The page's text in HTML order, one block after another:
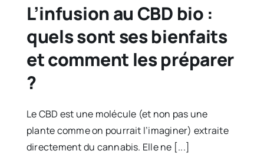
L’infusion au CBD bio :
quels sont ses bienfaits
et comment les préparer
?
Le CBD est une molécule (et non pas une
plante comme on pourrait l’imaginer) extraite
directement du cannabis. Elle ne [...]